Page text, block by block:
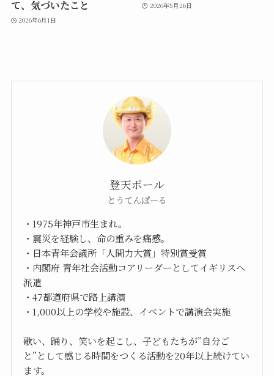
て、気づいたこと
2026年6月1日
2026年5月26日
登天ポール
とうてんぽーる
・1975年神戸市生まれ。
・震災を経験し、命の重みを痛感。
・日本青年会議所「人間力大賞」特別賞受賞
・内閣府 青年社会活動コアリーダーとしてイギリスへ
派遣
・47都道府県で路上講演
・1,000以上の学校や施設、イベントで講演会実施
歌い、踊り、笑いを起こし、子どもたちが”自分ご
と”として感じる時間をつくる活動を20年以上続けてい
ます。